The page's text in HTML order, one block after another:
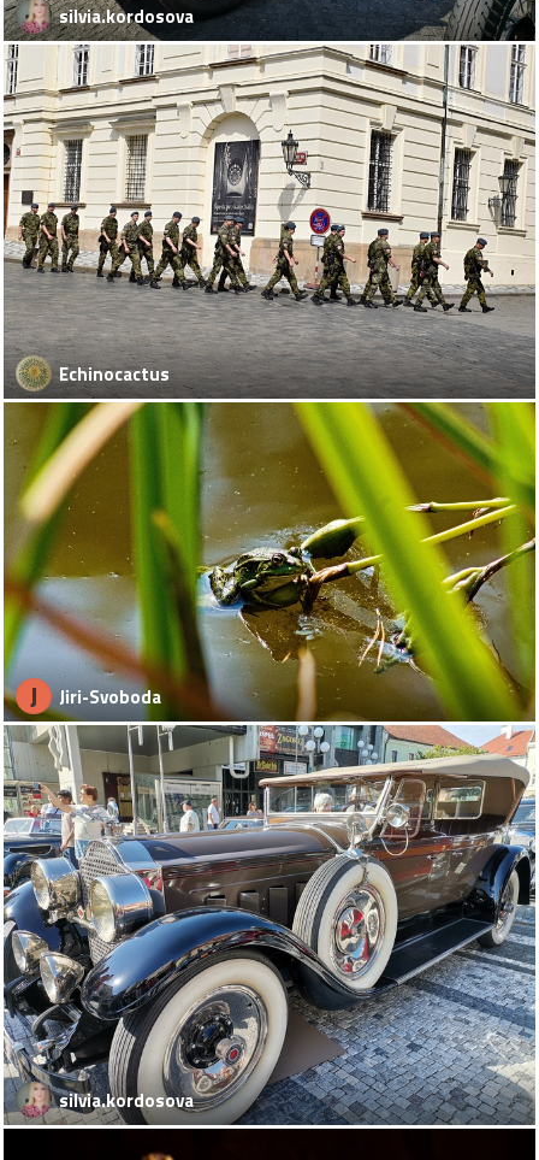
silvia.kordosova
Echinocactus
J Jiri-Svoboda
silvia.kordosova